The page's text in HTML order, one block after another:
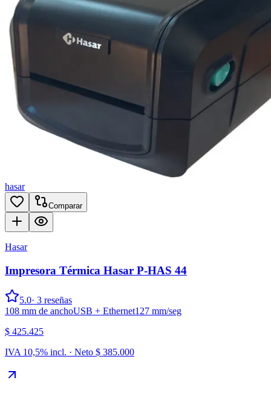
hasar
Comparar
Hasar
Impresora Térmica Hasar P-HAS 44
5.0· 3 reseñas
108 mm de anchoUSB + Ethernet127 mm/seg
$ 425.425
IVA 10,5% incl. · Neto $ 385.000